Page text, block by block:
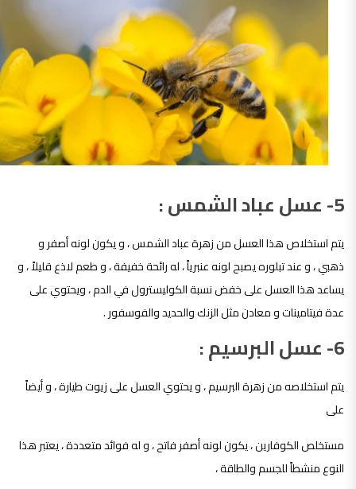
5- عسل عباد الشمس :
يتم استخلاص هذا العسل من زهرة عباد الشمس ، و يكون لونه أصفر و
ذهبي ، و عند تبلوره يصبح لونه عنبرياً ، له رائحة خفيفة ، و طعم لاذع قليلاً ، و
يساعد هذا العسل على خفض نسبة الكوليسترول في الدم ، ويحتوي على
عدة فيتامينات و معادن مثل الزنك والحديد والفوسفور .
6- عسل البرسيم :
يتم استخلاصه من زهرة البرسيم ، و يحتوي العسل على زيوت طيارة ، و أيضاً
على
مستخلص الكوفارين ، يكون لونه أصفر فاتح ، و له فوائد متعددة ، يعتبر هذا
النوع منشطاً للجسم والطاقة ،